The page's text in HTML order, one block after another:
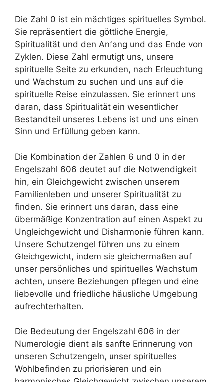
Die Zahl 0 ist ein mächtiges spirituelles Symbol.
Sie repräsentiert die göttliche Energie,
Spiritualität und den Anfang und das Ende von
Zyklen. Diese Zahl ermutigt uns, unsere
spirituelle Seite zu erkunden, nach Erleuchtung
und Wachstum zu suchen und uns auf die
spirituelle Reise einzulassen. Sie erinnert uns
daran, dass Spiritualität ein wesentlicher
Bestandteil unseres Lebens ist und uns einen
Sinn und Erfüllung geben kann.
Die Kombination der Zahlen 6 und 0 in der
Engelszahl 606 deutet auf die Notwendigkeit
hin, ein Gleichgewicht zwischen unserem
Familienleben und unserer Spiritualität zu
finden. Sie erinnert uns daran, dass eine
übermäßige Konzentration auf einen Aspekt zu
Ungleichgewicht und Disharmonie führen kann.
Unsere Schutzengel führen uns zu einem
Gleichgewicht, indem sie gleichermaßen auf
unser persönliches und spirituelles Wachstum
achten, unsere Beziehungen pflegen und eine
liebevolle und friedliche häusliche Umgebung
aufrechterhalten.
Die Bedeutung der Engelszahl 606 in der
Numerologie dient als sanfte Erinnerung von
unseren Schutzengeln, unser spirituelles
Wohlbefinden zu priorisieren und ein